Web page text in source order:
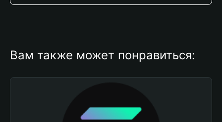
Вам также может понравиться: